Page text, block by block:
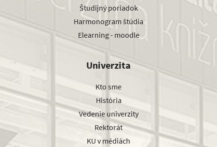
Študijný poriadok
Harmonogram štúdia
Elearning - moodle
Univerzita
Kto sme
História
Vedenie univerzity
Rektorát
KU v médiách